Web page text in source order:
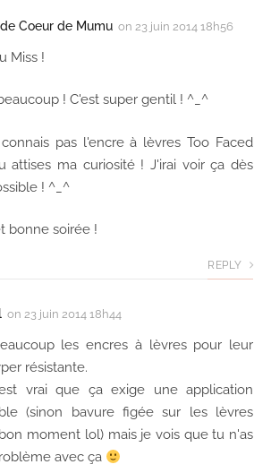
Coeur de Mumu on 23 juin 2014 18h56
Miss !
! C'est super gentil ! ^_^
pas l'encre à lèvres Too Faced
attises ma curiosité ! J'irai voir ça dès
! ^_^
bonne soirée !
REPLY
on 23 juin 2014 18h44
les encres à lèvres pour leur
résistante.
vrai que ça exige une application
(sinon bavure figée sur les lèvres
moment lol) mais je vois que tu n'as
avec ça